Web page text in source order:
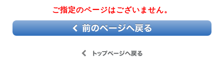
ご指定のページはございません。